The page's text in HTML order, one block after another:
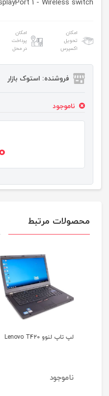
1 - Wireless switch
امکان
تحویل
اکسپرس
امکان
پرداخت
در محل
فروشنده: استوک بازار
ناموجود
محصولات مرتبط
لپ تاپ لنوو Lenovo T420
ناموجود